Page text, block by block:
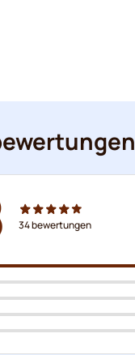
34bewertungen